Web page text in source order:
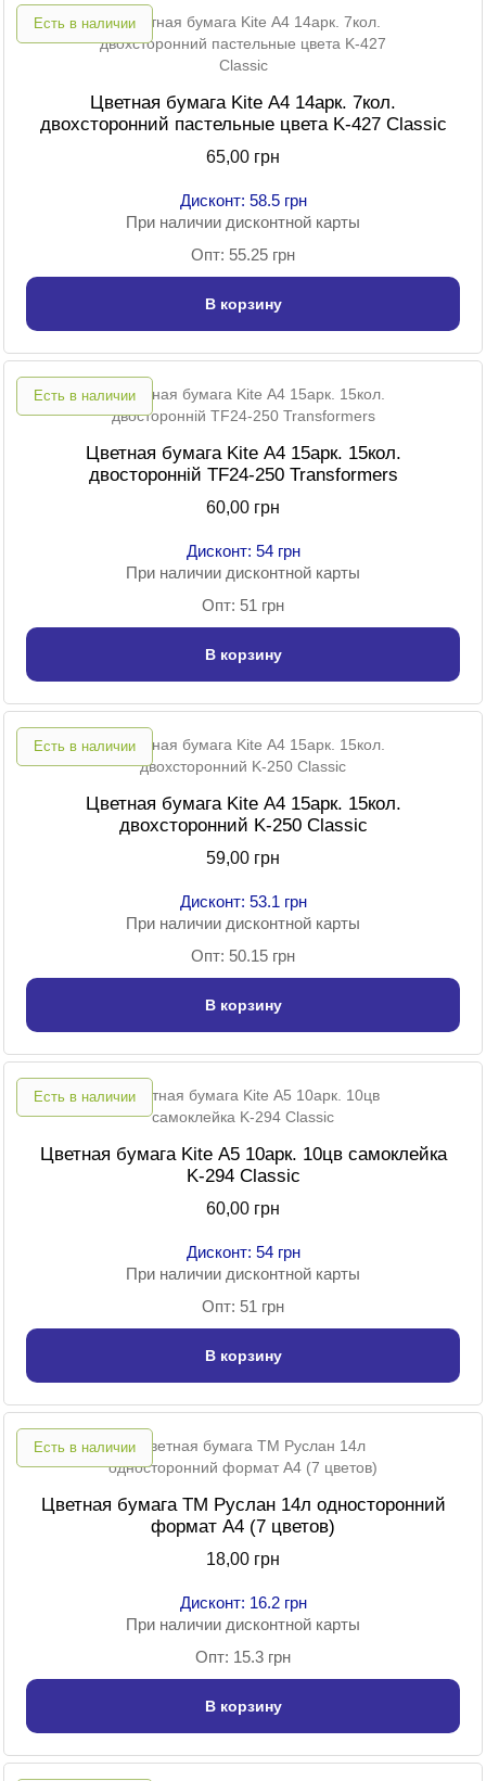
Есть в наличии
Цветная бумага Kite А4 14арк. 7кол.
двохсторонний пастельные цвета K-427 Classic
65,00 грн
Дисконт: 58.5 грн
При наличии дисконтной карты
Опт: 55.25 грн
В корзину
Есть в наличии
Цветная бумага Kite А4 15арк. 15кол.
двосторонній TF24-250 Transformers
60,00 грн
Дисконт: 54 грн
При наличии дисконтной карты
Опт: 51 грн
В корзину
Есть в наличии
Цветная бумага Kite А4 15арк. 15кол.
двохсторонний K-250 Classic
59,00 грн
Дисконт: 53.1 грн
При наличии дисконтной карты
Опт: 50.15 грн
В корзину
Есть в наличии
Цветная бумага Kite А5 10арк. 10цв самоклейка
K-294 Classic
60,00 грн
Дисконт: 54 грн
При наличии дисконтной карты
Опт: 51 грн
В корзину
Есть в наличии
Цветная бумага TM Руслан 14л односторонний
формат А4 (7 цветов)
18,00 грн
Дисконт: 16.2 грн
При наличии дисконтной карты
Опт: 15.3 грн
В корзину